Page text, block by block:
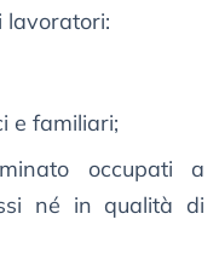
lavoratori:
e familiari;
occupati a
né in qualità di